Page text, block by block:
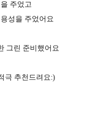
주었고
성을 주었어요
그린 준비했어요
극 추천드려요:)